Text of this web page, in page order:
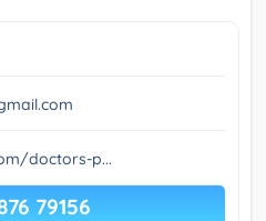
doctors-p...
79156